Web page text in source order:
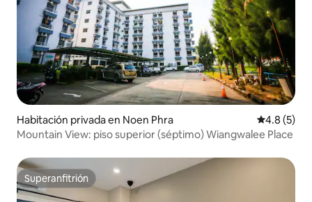
Habitación privada en Noen Phra
4.8 (5)
Mountain View: piso superior (séptimo) Wiangwalee Place
Superanfitrión
Superanfitrión